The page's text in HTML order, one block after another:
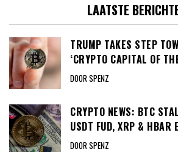
LAATSTE
TRUMP TAKES STEP
‘CRYPTO CAPITAL OF
DOOR SPENZ
CRYPTO NEWS: BTC
USDT FUD, XRP & HBAR
DOOR SPENZ